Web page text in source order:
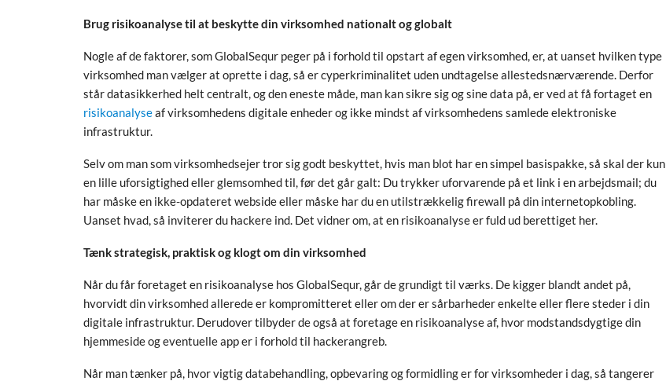
Brug risikoanalyse til at beskytte din virksomhed nationalt og globalt
Nogle af de faktorer, som GlobalSequr peger på i forhold til opstart af egen virksomhed, er, at uanset hvilken type
virksomhed man vælger at oprette i dag, så er cyperkriminalitet uden undtagelse allestedsnærværende. Derfor
står datasikkerhed helt centralt, og den eneste måde, man kan sikre sig og sine data på, er ved at få fortaget en
risikoanalyseaf virksomhedens digitale enheder og ikke mindst af virksomhedens samlede elektroniske
infrastruktur.
Selv om man som virksomhedsejer tror sig godt beskyttet, hvis man blot har en simpel basispakke, så skal der kun
en lille uforsigtighed eller glemsomhed til, før det går galt: Du trykker uforvarende på et link i en arbejdsmail; du
har måske en ikke-opdateret webside eller måske har du en utilstrækkelig firewall på din internetopkobling.
Uanset hvad, så inviterer du hackere ind. Det vidner om, at en risikoanalyse er fuld ud berettiget her.
Tænk strategisk, praktisk og klogt om din virksomhed
Når du får foretaget en risikoanalyse hos GlobalSequr, går de grundigt til værks. De kigger blandt andet på,
hvorvidt din virksomhed allerede er kompromitteret eller om der er sårbarheder enkelte eller flere steder i din
digitale infrastruktur. Derudover tilbyder de også at foretage en risikoanalyse af, hvor modstandsdygtige din
hjemmeside og eventuelle app er i forhold til hackerangreb.
Når man tænker på, hvor vigtig databehandling, opbevaring og formidling er for virksomheder i dag, så tangerer